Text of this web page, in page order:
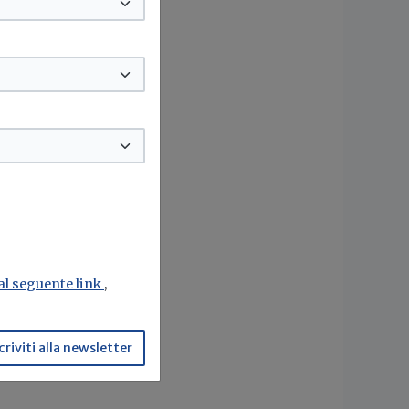
a
seguente link ,
alla newsletter